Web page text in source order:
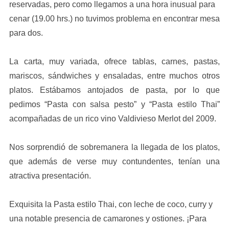
reservadas, pero como llegamos a una hora inusual para
cenar (19.00 hrs.) no tuvimos problema en encontrar mesa
para dos.
La carta, muy variada, ofrece tablas, carnes, pastas,
mariscos, sándwiches y ensaladas, entre muchos otros
platos. Estábamos antojados de pasta, por lo que
pedimos “Pasta con salsa pesto” y “Pasta estilo Thai”
acompañadas de un rico vino Valdivieso Merlot del 2009.
Nos sorprendió de sobremanera la llegada de los platos,
que además de verse muy contundentes, tenían una
atractiva presentación.
Exquisita la Pasta estilo Thai, con leche de coco, curry y
una notable presencia de camarones y ostiones. ¡Para